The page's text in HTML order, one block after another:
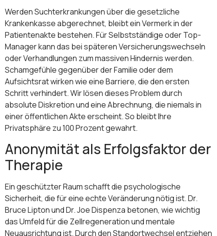
Werden Suchterkrankungen über die gesetzliche
Krankenkasse abgerechnet, bleibt ein Vermerk in der
Patientenakte bestehen. Für Selbstständige oder Top-
Manager kann das bei späteren Versicherungswechseln
oder Verhandlungen zum massiven Hindernis werden.
Schamgefühle gegenüber der Familie oder dem
Aufsichtsrat wirken wie eine Barriere, die den ersten
Schritt verhindert. Wir lösen dieses Problem durch
absolute Diskretion und eine Abrechnung, die niemals in
einer öffentlichen Akte erscheint. So bleibt Ihre
Privatsphäre zu 100 Prozent gewahrt.
Anonymität als Erfolgsfaktor der
Therapie
Ein geschützter Raum schafft die psychologische
Sicherheit, die für eine echte Veränderung nötig ist. Dr.
Bruce Lipton und Dr. Joe Dispenza betonen, wie wichtig
das Umfeld für die Zellregeneration und mentale
Neuausrichtung ist. Durch den Standortwechsel entziehen